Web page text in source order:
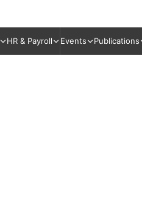
HR & Payroll Events Publications